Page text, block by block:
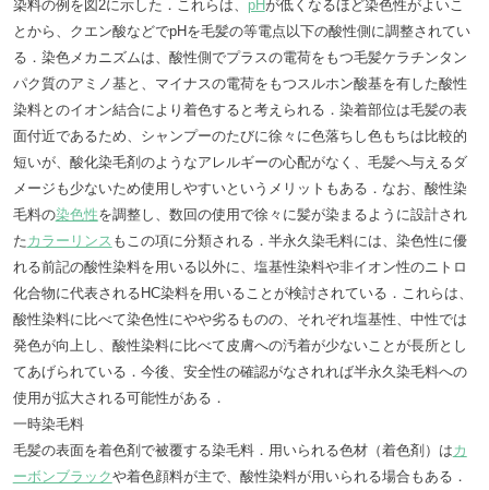
染料の例を図2に示した．これらは、 pHが低くなるほど染色性がよいこ
とから、クエン酸などでpHを毛髪の等電点以下の酸性側に調整されてい
る．染色メカニズムは、酸性側でプラスの電荷をもつ毛髪ケラチンタン
パク質のアミノ基と、マイナスの電荷をもつスルホン酸基を有した酸性
染料とのイオン結合により着色すると考えられる．染着部位は毛髪の表
面付近であるため、シャンプーのたびに徐々に色落ちし色もちは比較的
短いが、酸化染毛剤のようなアレルギーの心配がなく、毛髪へ与えるダ
メージも少ないため使用しやすいというメリットもある．なお、酸性染
毛料の染色性を調整し、数回の使用で徐々に髪が染まるように設計され
た カラーリンス もこの項に分類される．半永久染毛料には、染色性に優
れる前記の酸性染料を用いる以外に、塩基性染料や非イオン性のニトロ
化合物に代表されるHC染料を用いることが検討されている．これらは、
酸性染料に比べて染色性にやや劣るものの、それぞれ塩基性、中性では
発色が向上し、酸性染料に比べて皮膚への汚着が少ないことが長所とし
てあげられている．今後、安全性の確認がなされれば半永久染毛料への
使用が拡大される可能性がある．
一時染毛料
毛髪の表面を着色剤で被覆する染毛料．用いられる色材（着色剤）は カ
ーボンブラックや着色顔料が主で、酸性染料が用いられる場合もある．